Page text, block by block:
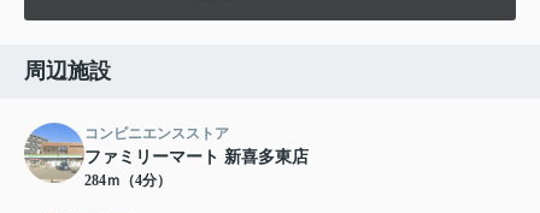
周辺施設
コンビニエンスストア
ファミリーマート 新喜多東店
284ｍ（4分）